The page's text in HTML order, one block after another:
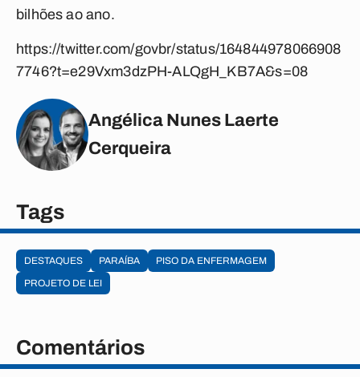
bilhões ao ano.
https://twitter.com/govbr/status/164844978066908
7746?t=e29Vxm3dzPH-ALQgH_KB7A&s=08
Angélica Nunes Laerte
Cerqueira
Tags
DESTAQUES PARAÍBA
PISO DA ENFERMAGEM
PROJETO DE LEI
Comentários